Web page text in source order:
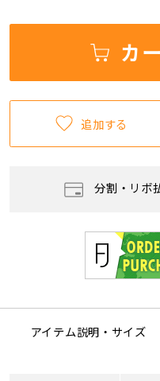
カ
追加する
分割・リボ
アイテム説明・サイズ